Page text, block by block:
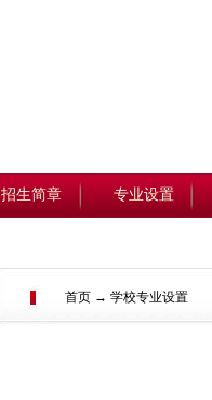
招生简章 专业设置
首页 → 学校专业设置